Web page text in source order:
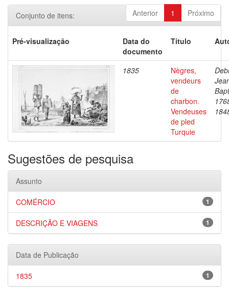
Anterior 1 Próximo
Conjunto de itens:
Pré-visualização
Data do
documento
Título
1835
Nègres,
vendeurs
de
charbon.
Vendeuses
de pled
Turquie
Sugestões de pesquisa
Assunto
1
COMÉRCIO
1
DESCRIÇÃO E VIAGENS
Data de Publicação
1
1835